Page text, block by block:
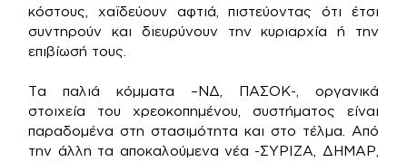
κόστους, χαϊδεύουν αφτιά, πιστεύοντας ότι έτσι
συντηρούν και διευρύνουν την κυριαρχία ή την
επιβίωσή τους.
Τα παλιά κόμματα –ΝΔ, ΠΑΣΟΚ-, οργανικά
στοιχεία του χρεοκοπημένου, συστήματος είναι
παραδομένα στη στασιμότητα και στο τέλμα. Από
την άλλη τα αποκαλούμενα νέα -ΣΥΡΙΖΑ, ΔΗΜΑΡ,